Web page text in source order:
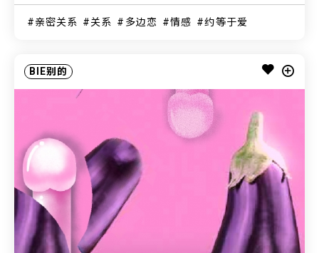
亲密关系 关系 多边恋 情感 约等于爱
BIE别的